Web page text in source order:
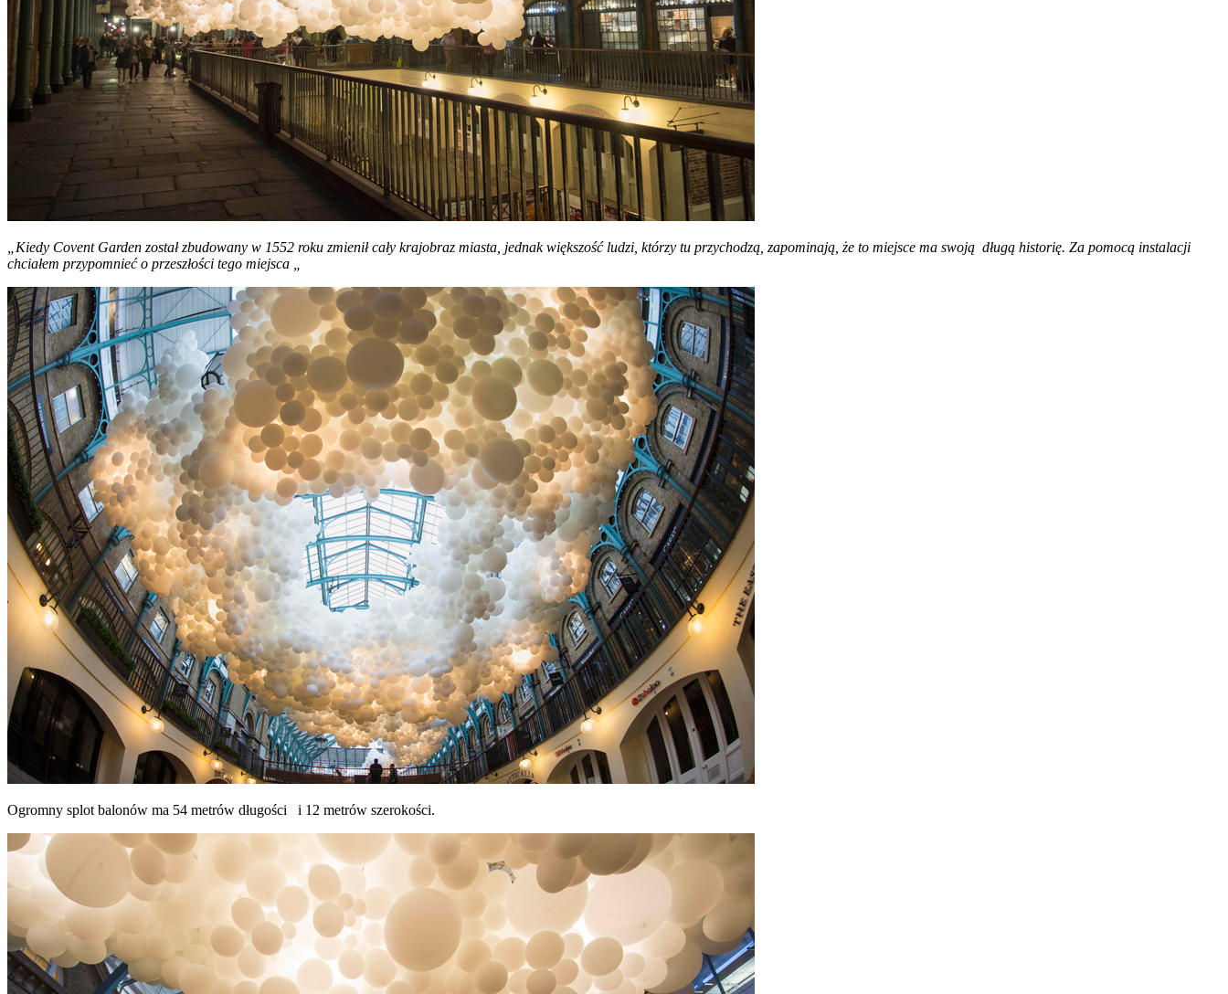
„Kiedy Covent Garden został zbudowany w 1552 roku zmienił cały krajobraz miasta, jednak większość ludzi, którzy tu przychodzą, zapominają, że to miejsce ma swoją długą historię. Za pomocą instalacji
chciałem przypomnieć o przeszłości tego miejsca „
Ogromny splot balonów ma 54 metrów długości i 12 metrów szerokości.